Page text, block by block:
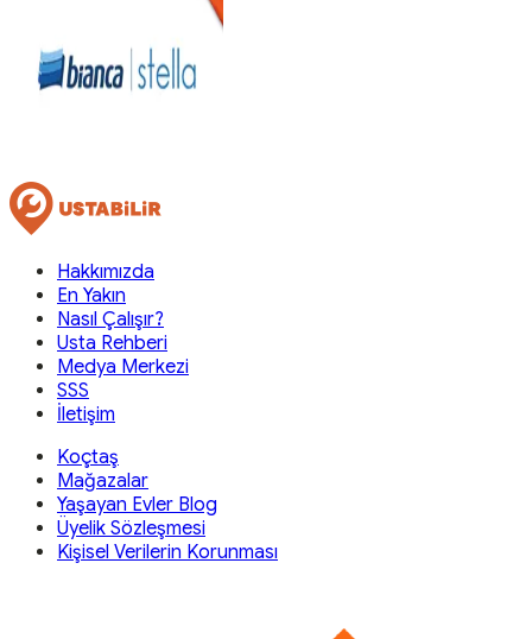
Hakkımızda
En Yakın
Nasıl Çalışır?
Usta Rehberi
Medya Merkezi
SSS
İletişim
Koçtaş
Mağazalar
Yaşayan Evler Blog
Üyelik Sözleşmesi
Kişisel Verilerin Korunması